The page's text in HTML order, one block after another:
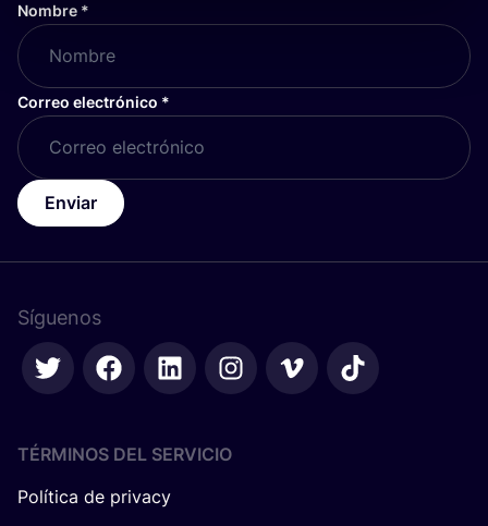
Nombre *
Correo electrónico *
Enviar
Síguenos
TÉRMINOS DEL SERVICIO
Política de privacy